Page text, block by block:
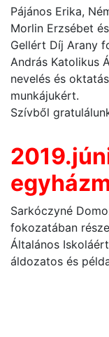
Pájános Erika,
Morlin Erzsébet
Gellért Díj Arany
András Katolikus
nevelés és
munkájukért.
Szívből
Sarkóczyné
fokozatában
Általános
áldozatos és